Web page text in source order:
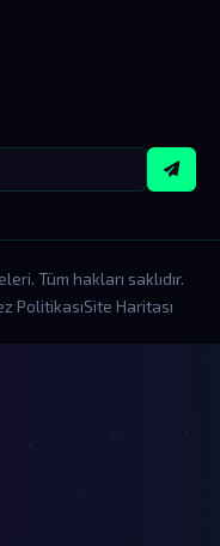
Tüm hakları saklıdır.
PolitikasıSite Haritası